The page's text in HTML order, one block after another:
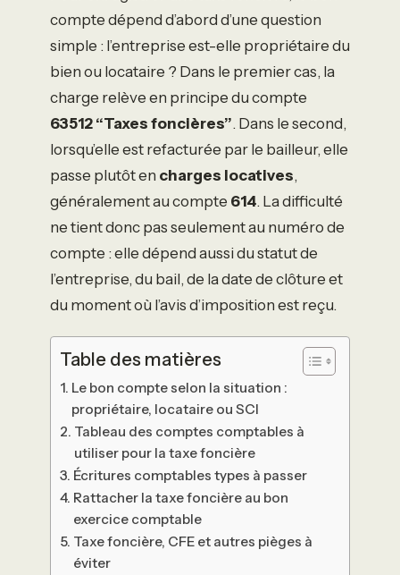
compte dépend d’abord d’une question
simple : l’entreprise est-elle propriétaire du
bien ou locataire ? Dans le premier cas, la
charge relève en principe du compte
63512 “Taxes foncières”. Dans le second,
lorsqu’elle est refacturée par le bailleur, elle
passe plutôt en charges locatives,
généralement au compte 614. La difficulté
ne tient donc pas seulement au numéro de
compte : elle dépend aussi du statut de
l’entreprise, du bail, de la date de clôture et
du moment où l’avis d’imposition est reçu.
Table des matières
Le bon compte selon la situation :
propriétaire, locataire ou SCI
Tableau des comptes comptables à
utiliser pour la taxe foncière
Écritures comptables types à passer
Rattacher la taxe foncière au bon
exercice comptable
Taxe foncière, CFE et autres pièges à
éviter